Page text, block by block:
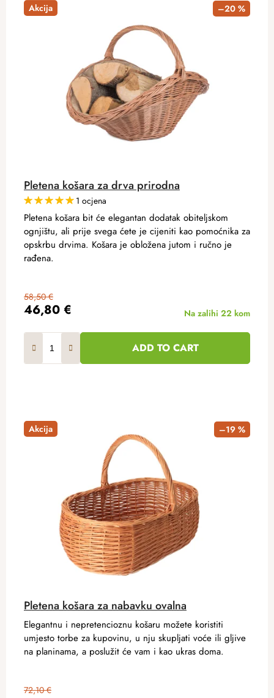
Akcija –20 %
Pletena košara za drva prirodna
1 ocjena
46,80 €
58,50 €
Na zalihi 22 kom
ADD TO CART
Pletena košara bit će elegantan dodatak obiteljskom
ognjištu, ali prije svega ćete je cijeniti kao pomoćnika za
opskrbu drvima. Košara je obložena jutom i ručno je
rađena.
Akcija –19 %
Pletena košara za nabavku ovalna
72,10 €
Elegantnu i nepretencioznu košaru možete koristiti
umjesto torbe za kupovinu, u nju skupljati voće ili gljive
na planinama, a poslužit će vam i kao ukras doma.